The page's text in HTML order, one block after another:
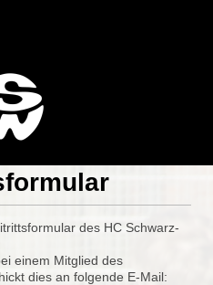
des HC Schwarz-
einem Mitglied des
dies an folgende E-Mail: